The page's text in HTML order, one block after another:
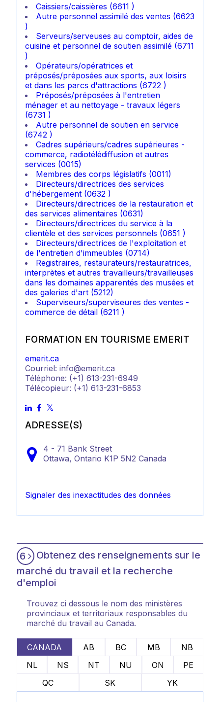
Caissiers/caissières (6611 )
Autre personnel assimilé des ventes (6623
)
Serveurs/serveuses au comptoir, aides de
cuisine et personnel de soutien assimilé (6711
)
Opérateurs/opératrices et
préposés/préposées aux sports, aux loisirs
et dans les parcs d'attractions (6722 )
Préposés/préposées à l'entretien
ménager et au nettoyage - travaux légers
(6731 )
Autre personnel de soutien en service
(6742 )
Cadres supérieurs/cadres supérieures -
commerce, radiotélédiffusion et autres
services (0015)
Membres des corps législatifs (0011)
Directeurs/directrices des services
d'hébergement (0632 )
Directeurs/directrices de la restauration et
des services alimentaires (0631)
Directeurs/directrices du service à la
clientèle et des services personnels (0651 )
Directeurs/directrices de l'exploitation et
de l'entretien d'immeubles (0714)
Registraires, restaurateurs/restauratrices,
interprètes et autres travailleurs/travailleuses
dans les domaines apparentés des musées et
des galeries d'art (5212)
Superviseurs/superviseures des ventes -
commerce de détail (6211 )
FORMATION EN TOURISME EMERIT
emerit.ca
Courriel: info@emerit.ca
Téléphone: (+1) 613-231-6949
Télécopieur: (+1) 613-231-6853
ADRESSE(S)
4 - 71 Bank Street
Ottawa, Ontario K1P 5N2 Canada
Signaler des inexactitudes des données
6
Obtenez des renseignements sur le
marché du travail et la recherche
d'emploi
Trouvez ci dessous le nom des ministères
provinciaux et territoriaux responsables du
marché du travail au Canada.
CANADA AB BC MB
NB
NL
NS NT NU ON
PE
QC
SK YK